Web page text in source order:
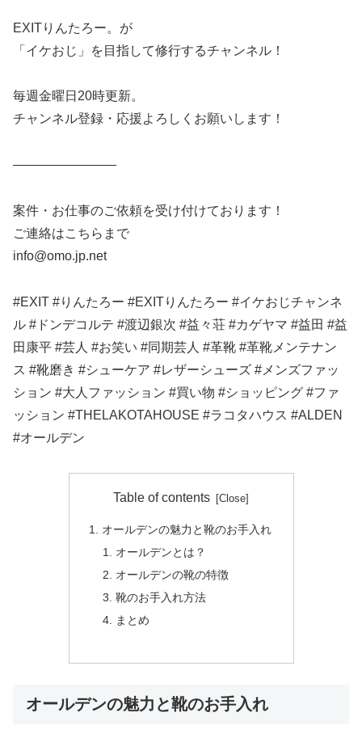
EXITりんたろー。が
「イケおじ」を目指して修行するチャンネル！
毎週金曜日20時更新。
チャンネル登録・応援よろしくお願いします！
————————
案件・お仕事のご依頼を受け付けております！
ご連絡はこちらまで
info@omo.jp.net
#EXIT #りんたろー #EXITりんたろー #イケおじチャンネ
ル #ドンデコルテ #渡辺銀次 #益々荘 #カゲヤマ #益田 #益
田康平 #芸人 #お笑い #同期芸人 #革靴 #革靴メンテナン
ス #靴磨き #シューケア #レザーシューズ #メンズファッ
ション #大人ファッション #買い物 #ショッピング #ファ
ッション #THELAKOTAHOUSE #ラコタハウス #ALDEN
#オールデン
Table of contents
オールデンの魅力と靴のお手入れ
オールデンとは？
オールデンの靴の特徴
靴のお手入れ方法
まとめ
オールデンの魅力と靴のお手入れ